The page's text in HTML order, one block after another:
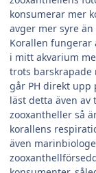
konsumerar mer
avger mer syre än
Korallen fungerar
i mitt akvarium
trots
går PH direkt upp
läst detta även av
zooxantheller så
korallens
även